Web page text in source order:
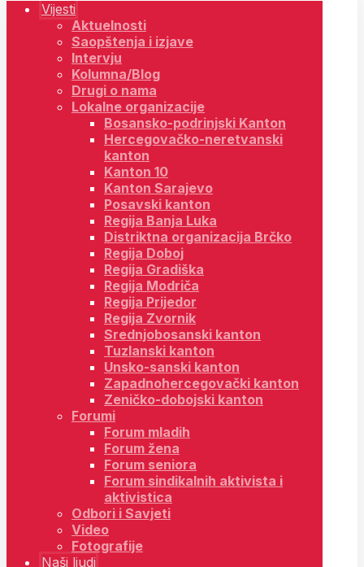
Vijesti
Aktuelnosti
Saopštenja i izjave
Intervju
Kolumna/Blog
Drugi o nama
Lokalne organizacije
Bosansko-podrinjski Kanton
Hercegovačko-neretvanski
kanton
Kanton 10
Kanton Sarajevo
Posavski kanton
Regija Banja Luka
Distriktna organizacija Brčko
Regija Doboj
Regija Gradiška
Regija Modriča
Regija Prijedor
Regija Zvornik
Srednjobosanski kanton
Tuzlanski kanton
Unsko-sanski kanton
Zapadnohercegovački kanton
Zeničko-dobojski kanton
Forumi
Forum mladih
Forum žena
Forum seniora
Forum sindikalnih aktivista i
aktivistica
Odbori i Savjeti
Video
Fotografije
Naši ljudi